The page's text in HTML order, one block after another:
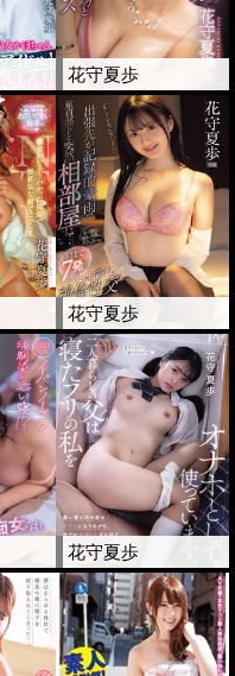
花守夏歩
花守夏歩
花守夏歩